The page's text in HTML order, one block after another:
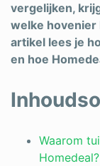
vergelijken,
welke hovenier
artikel lees je
en hoe
Waarom
Homedeal?